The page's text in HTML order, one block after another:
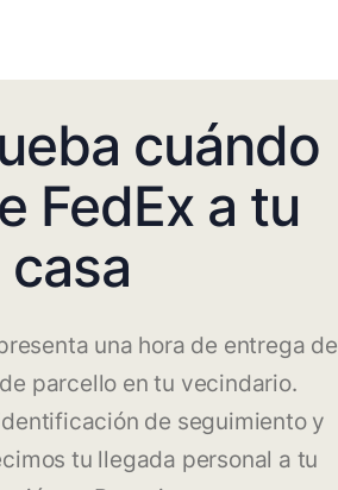
cuándo
FedEx a tu
casa
una hora de entrega de
parcello en tu vecindario.
de seguimiento y
tu llegada personal a tu